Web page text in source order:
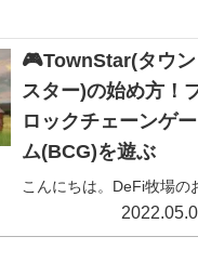
🎮TownStar(タウン
スター)の始め方！
ロックチェーンゲー
ム(BCG)を遊ぶ
こんにちは。DeFi牧場の
ーじぃ(@DeFi_Ranch)で
す。2021年3月頃から、